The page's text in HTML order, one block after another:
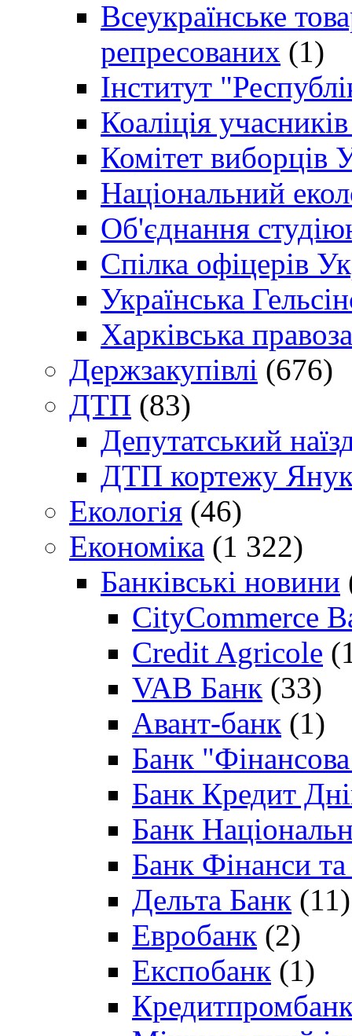
Всеукраїнське
репресованих (1)
Інститут
Коаліція
Комітет виборців
Національний
Об'єднання
Спілка офіцерів
Українська
Харківська
Держзакупівлі (676)
ДТП (83)
Депутатський
ДТП кортежу
Екологія (46)
Економіка (1 322)
Банківські новини
CityCommerce
Credit Agricole
VAB Банк (33)
Авант-банк (1)
Банк "Фінансова
Банк Кредит
Банк
Банк Фінанси
Дельта Банк (11)
Евробанк (2)
Експобанк (1)